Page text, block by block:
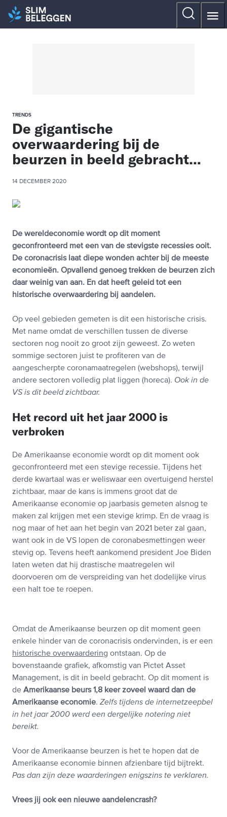
TRENDS
De gigantische
overwaardering bij de
beurzen in beeld gebracht…
14 DECEMBER 2020
De wereldeconomie wordt op dit moment
geconfronteerd met een van de stevigste recessies ooit.
De coronacrisis laat diepe wonden achter bij de meeste
economieën. Opvallend genoeg trekken de beurzen zich
daar weinig van aan. En dat heeft geleid tot een
historische overwaardering bij aandelen.
Op veel gebieden gemeten is dit een historische crisis.
Met name omdat de verschillen tussen de diverse
sectoren nog nooit zo groot zijn geweest. Zo weten
sommige sectoren juist te profiteren van de
aangescherpte coronamaatregelen (webshops), terwijl
andere sectoren volledig plat liggen (horeca). Ook in de
VS is dit beeld zichtbaar.
Het record uit het jaar 2000 is
verbroken
De Amerikaanse economie wordt op dit moment ook
geconfronteerd met een stevige recessie. Tijdens het
derde kwartaal was er weliswaar een overtuigend herstel
zichtbaar, maar de kans is immens groot dat de
Amerikaanse economie op jaarbasis gemeten alsnog te
maken zal krijgen met een stevige krimp. En de vraag is
nog maar of het aan het begin van 2021 beter zal gaan,
want ook in de VS lopen de coronabesmettingen weer
stevig op. Tevens heeft aankomend president Joe Biden
laten weten dat hij drastische maatregelen wil
doorvoeren om de verspreiding van het dodelijke virus
een halt toe te roepen.
Omdat de Amerikaanse beurzen op dit moment geen
enkele hinder van de coronacrisis ondervinden, is er een
historische overwaardering ontstaan. Op de
bovenstaande grafiek, afkomstig van Pictet Asset
Management, is dit in beeld gebracht. Op dit moment is
de Amerikaanse beurs 1,8 keer zoveel waard dan de
Amerikaanse economie. Zelfs tijdens de internetzeepbel
in het jaar 2000 werd een dergelijke notering niet
bereikt.
Voor de Amerikaanse beurzen is het te hopen dat de
Amerikaanse economie binnen afzienbare tijd bijtrekt.
Pas dan zijn deze waarderingen enigszins te verklaren.
Vrees jij ook een nieuwe aandelencrash?